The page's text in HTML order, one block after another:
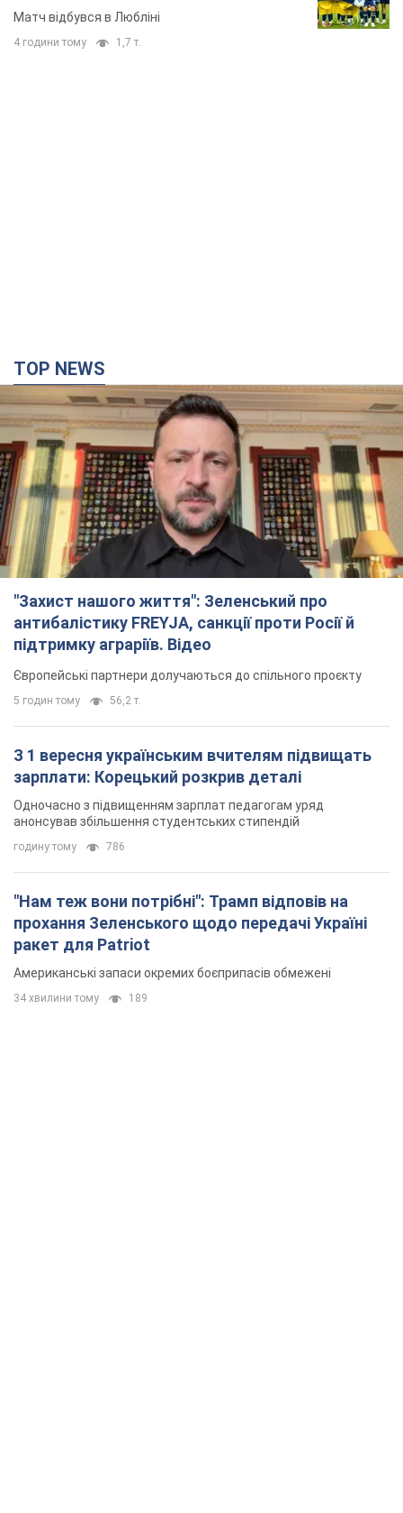
Матч відбувся в Любліні
4 години тому 1,7 т.
TOP NEWS
"Захист нашого життя": Зеленський про
антибалістику FREYJA, санкції проти Росії й
підтримку аграріїв. Відео
Європейські партнери долучаються до спільного проєкту
5 годин тому 56,2 т.
З 1 вересня українським вчителям підвищать
зарплати: Корецький розкрив деталі
Одночасно з підвищенням зарплат педагогам уряд
анонсував збільшення студентських стипендій
годину тому 786
"Нам теж вони потрібні": Трамп відповів на
прохання Зеленського щодо передачі Україні
ракет для Patriot
Американські запаси окремих боєприпасів обмежені
34 хвилини тому 189